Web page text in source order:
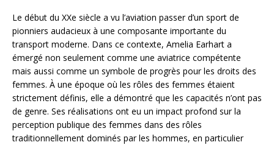
Le début du XXe siècle a vu l’aviation passer d’un sport de
pionniers audacieux à une composante importante du
transport moderne. Dans ce contexte, Amelia Earhart a
émergé non seulement comme une aviatrice compétente
mais aussi comme un symbole de progrès pour les droits des
femmes. À une époque où les rôles des femmes étaient
strictement définis, elle a démontré que les capacités n’ont pas
de genre. Ses réalisations ont eu un impact profond sur la
perception publique des femmes dans des rôles
traditionnellement dominés par les hommes, en particulier